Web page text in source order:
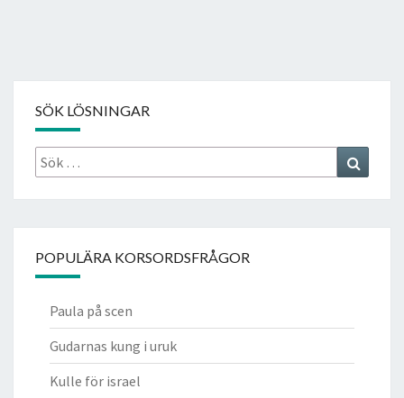
SÖK LÖSNINGAR
Sök
efter:
POPULÄRA KORSORDSFRÅGOR
Paula på scen
Gudarnas kung i uruk
Kulle för israel